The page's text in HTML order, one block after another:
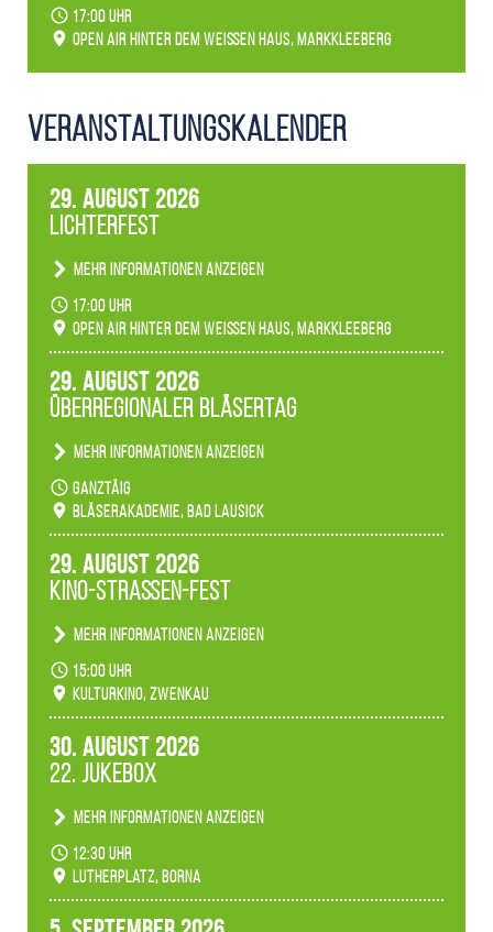
17:00 Uhr
Open Air hinter dem weißen Haus, Markkleeberg
Veranstaltungs­kalender
29. August 2026
Lichterfest
Mehr Informationen anzeigen
Becherlichter, Fackeln und Lichtinstallationen
verwandeln den agra-Park in einen farbigen
Märchenwald, der bei jedem Rundgang einen
Ambiente gibt es ein leuchtendes Konzert
unserer Fachbereiche.
17:00 Uhr
Open Air hinter dem weißen Haus, Markkleeberg
29. August 2026
Überregionaler Bläsertag
Mehr Informationen anzeigen
Teilnahme der Bläserklassen.
ganztäig
Bläserakademie, Bad Lausick
29. August 2026
Kino-Straßen-Fest
Mehr Informationen anzeigen
Konzert unserer Zwenkauer Schüler und
Schülerinnen zum Fest des Kulturkinos.
15:00 Uhr
Kulturkino, Zwenkau
30. August 2026
22. Jukebox
Mehr Informationen anzeigen
Anlässlicher der 775-Jahrfeier der Stadt Borna
spielen wir noch einmal unser aktuelles
Jukeboxprogramm zum Stadtfest.
12:30 Uhr
Lutherplatz, Borna